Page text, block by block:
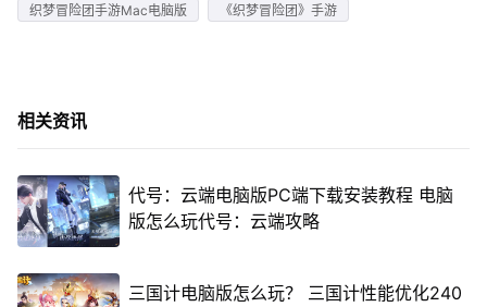
织梦冒险团手游Mac电脑版
《织梦冒险团》手游
相关资讯
代号：云端电脑版PC端下载安装教程 电脑
版怎么玩代号：云端攻略
三国计电脑版怎么玩？ 三国计性能优化240